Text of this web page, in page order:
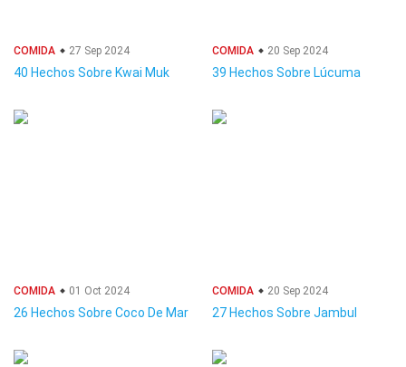
COMIDA 27 Sep 2024
40 Hechos Sobre Kwai Muk
COMIDA 20 Sep 2024
39 Hechos Sobre Lúcuma
COMIDA 01 Oct 2024
26 Hechos Sobre Coco De Mar
COMIDA 20 Sep 2024
27 Hechos Sobre Jambul